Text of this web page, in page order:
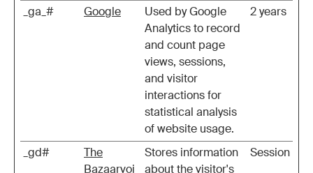
_ga_# Google
Used by Google
Analytics to record
and count page
views, sessions,
and visitor
interactions for
statistical analysis
of website usage.
2 years
_gd#
The
Bazaarvoi
Stores information
about the visitor's
Session